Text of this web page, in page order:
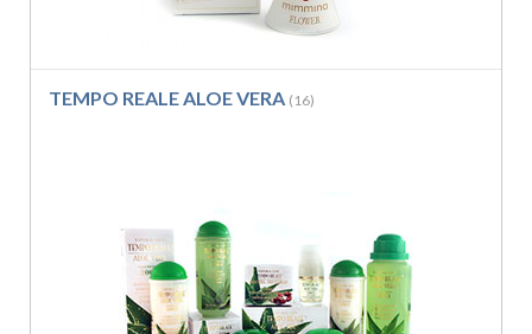
TEMPO REALE ALOE VERA (16)